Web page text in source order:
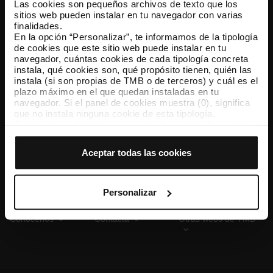
Las cookies son pequeños archivos de texto que los
sitios web pueden instalar en tu navegador con varias
finalidades.
En la opción “Personalizar”, te informamos de la tipología
de cookies que este sitio web puede instalar en tu
navegador, cuántas cookies de cada tipología concreta
instala, qué cookies son, qué propósito tienen, quién las
instala (si son propias de TMB o de terceros) y cuál es el
plazo máximo en el que quedan instaladas en tu
navegador. Si el panel de cookies muestra (0), significa
que no instala ninguna cookie de esta tipología.
que todas estas cookies se instalen en tu navegador.
tipología de cookies permite indicar si quieres que se
instalen o no las cookies de esa clase.
Una vez que hayas marcado tus preferencias, debes
hacer clic en “Seleccionar y configurar”. Así se instalarán
previamente. Te sugerimos que selecciones las cookies
de personalización, porque permiten recordar tus
opciones de navegación (como el idioma) y mejoran tu
Aceptar todas las cookies
Personalizar
TMB App
Descárgate TMB App y compra tus billetes
App Store Google Play
Conócenos Contacta Otras webs de TMB